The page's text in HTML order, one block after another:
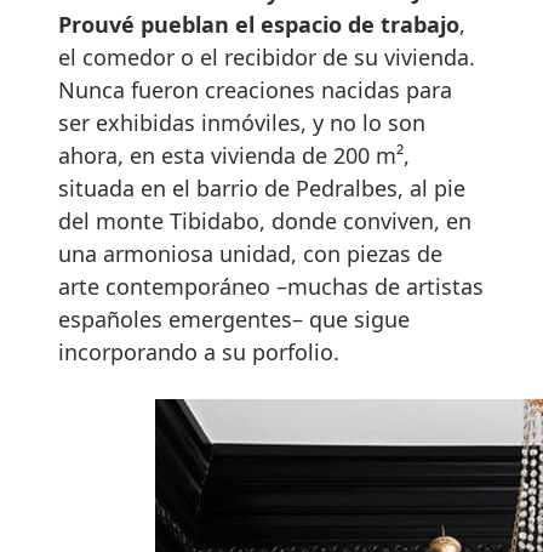
Prouvé pueblan el espacio de trabajo,
el comedor o el recibidor de su vivienda.
Nunca fueron creaciones nacidas para
ser exhibidas inmóviles, y no lo son
ahora, en esta vivienda de 200 m²,
situada en el barrio de Pedralbes, al pie
del monte Tibidabo, donde conviven, en
una armoniosa unidad, con piezas de
arte contemporáneo –muchas de artistas
españoles emergentes– que sigue
incorporando a su porfolio.